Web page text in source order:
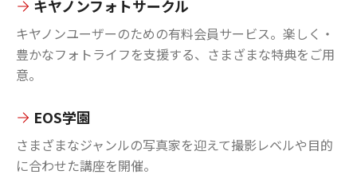
キヤノンフォトサークル
キヤノンユーザーのための有料会員サービス。楽しく・
豊かなフォトライフを支援する、さまざまな特典をご用
意。
EOS学園
さまざまなジャンルの写真家を迎えて撮影レベルや目的
に合わせた講座を開催。